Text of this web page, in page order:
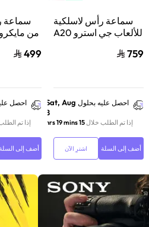
سماعة رأس لاسلكية
للألعاب جي استرو A20
759
احصل عليه بحلول Sat, Aug
8
إذا تم الطلب خلال15 hrs 19 mins
أضف إلى السلة اشترِ الآن
سماعة
من
499
احصل
إذا تم
أضف إلى